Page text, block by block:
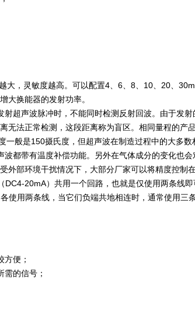
大，灵敏度越高。可以配置4、6、8、10、20、
大换能器的发射功率。
超声波脉冲时，不能同时检测反射回波。由于发
法正常检测，这段距离称为盲区。相同量程的产
般是150摄氏度，但超声波在制造过程中的大多数
都带有温度补偿功能。另外在气体成分的变化也
部环境干扰情况下，大部分厂家可以将精度控制在
20mA）共用一个回路，也就是仅使用两条线
用两条线，当它们负端共地相连时，通常使用三
便；
的信号；